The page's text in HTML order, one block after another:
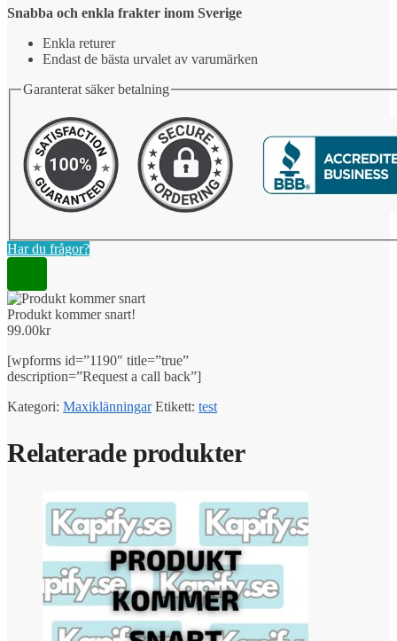
Snabba och enkla frakter inom Sverige
Enkla returer
Endast de bästa urvalet av varumärken
Garanterat säker betalning
Har du frågor?
Produkt kommer snart!
99.00kr
[wpforms id=”1190″ title=”true”
description=”Request a call back”]
Kategori: Maxiklänningar Etikett: test
Relaterade produkter